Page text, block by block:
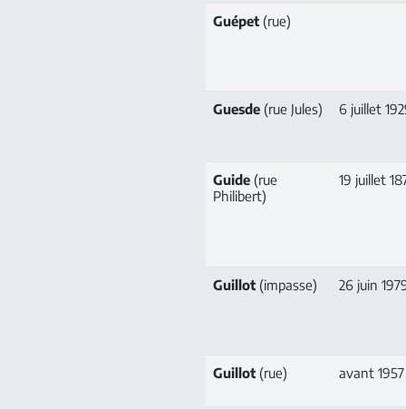
Guépet (rue)
Guesde (rue Jules) 6 juillet
Guide (rue
Philibert)
19 juillet
Guillot (impasse) 26 juin
Guillot (rue) avant 1957